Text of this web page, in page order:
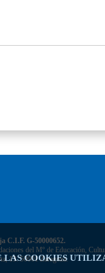
LAS COOKIES
C.I.F. G-50000652.
del Mº de Educación,
13. 50001 Zaragoza.